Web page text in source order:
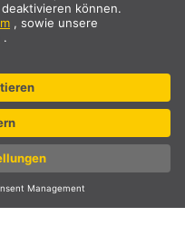
Versandkosten
Lieferzeiten und
auf dem europäischen
bis 13 Uhr erfolgt ist.
etc., können
haben.
rights reserved